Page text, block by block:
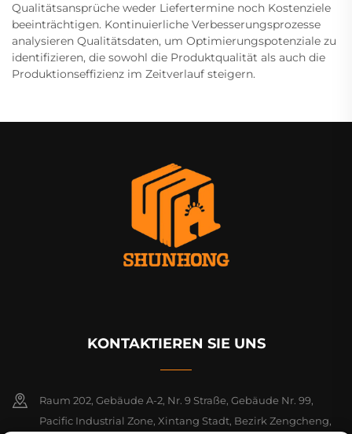
Qualitätsansprüche weder Liefertermine noch Kostenziele
beeinträchtigen. Kontinuierliche Verbesserungsprozesse
analysieren Qualitätsdaten, um Optimierungspotenziale zu
identifizieren, die sowohl die Produktqualität als auch die
Produktionseffizienz im Zeitverlauf steigern.
KONTAKTIEREN SIE UNS
Raum 202, Gebäude A-2, Nr. 9 Straße, Gebäude Nr. 99,
Pacific Industrial Zone, Xintang Stadt, Bezirk Zengcheng,